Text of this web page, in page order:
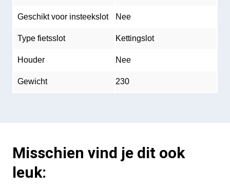
Geschikt voor insteekslot Nee
Type fietsslot Kettingslot
Houder Nee
Gewicht 230
Misschien vind je dit ook
leuk: